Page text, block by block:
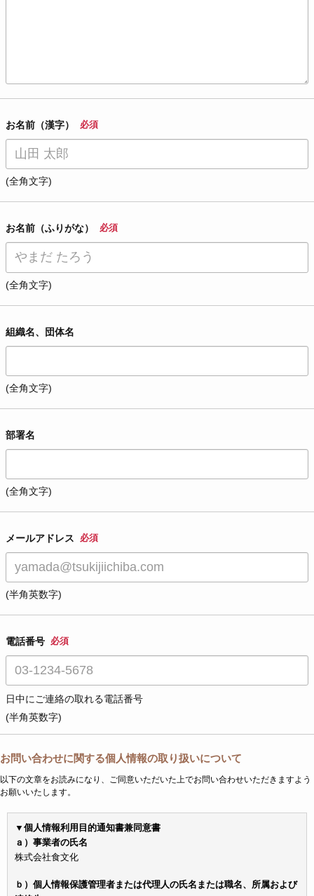
お名前（漢字） 必須
(全角文字)
お名前（ふりがな） 必須
(全角文字)
組織名、団体名
(全角文字)
部署名
(全角文字)
メールアドレス 必須
(半角英数字)
電話番号 必須
日中にご連絡の取れる電話番号
(半角英数字)
お問い合わせに関する個人情報の取り扱いについて
以下の文章をお読みになり、ご同意いただいた上でお問い合わせいただきますよう
お願いいたします。
▼個人情報利用目的通知書兼同意書
ａ）事業者の氏名
株式会社食文化
ｂ）個人情報保護管理者または代理人の氏名または職名、所属および